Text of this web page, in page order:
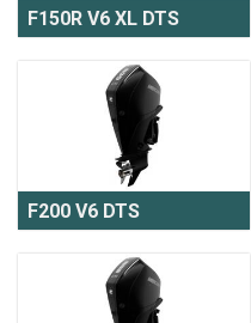
F150R V6 XL DTS
F200 V6 DTS